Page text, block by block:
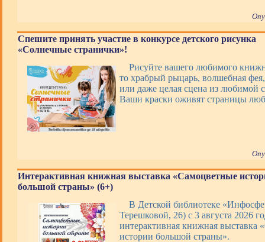
Спешите принять участие в конкурсе детского рисунка
«Солнечные странички»!
Рисуйте вашего любимого
то храбрый рыцарь, волшебная
или даже целая сцена из любимой
Ваши краски оживят страницы
Интерактивная книжная выставка «Самоцветные
большой страны» (6+)
В Детской библиотеке
Терешковой, 26) с 3 августа 2026
интерактивная книжная выставка
истории большой страны».